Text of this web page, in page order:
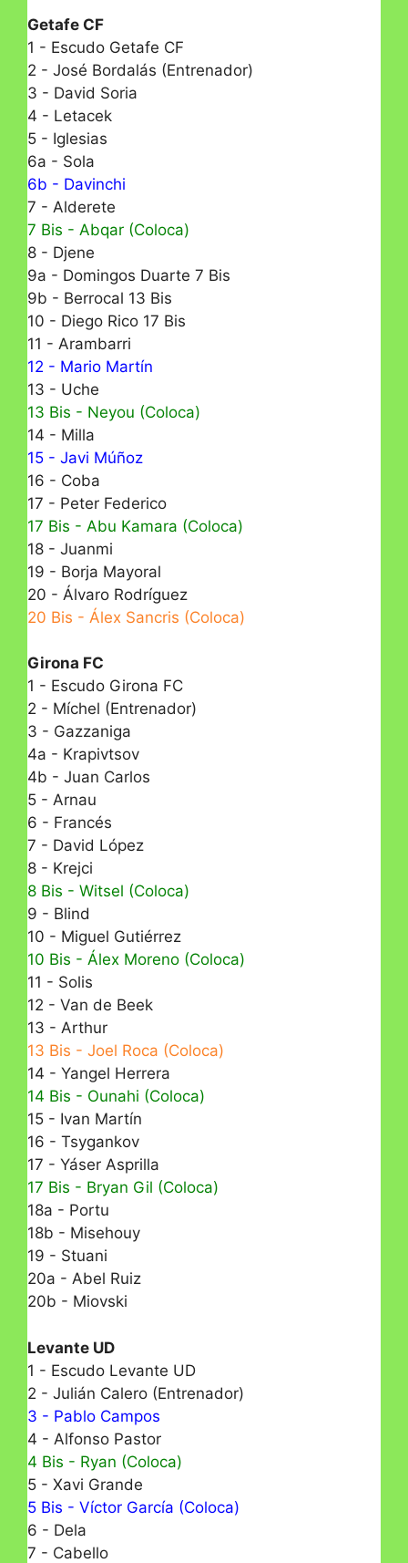
Getafe CF
1 - Escudo Getafe CF
2 - José Bordalás (Entrenador)
3 - David Soria
4 - Letacek
5 - Iglesias
6a - Sola
6b - Davinchi
7 - Alderete
7 Bis - Abqar (Coloca)
8 - Djene
9a - Domingos Duarte 7 Bis
9b - Berrocal 13 Bis
10 - Diego Rico 17 Bis
11 - Arambarri
12 - Mario Martín
13 - Uche
13 Bis - Neyou (Coloca)
14 - Milla
15 - Javi Múñoz
16 - Coba
17 - Peter Federico
17 Bis - Abu Kamara (Coloca)
18 - Juanmi
19 - Borja Mayoral
20 - Álvaro Rodríguez
20 Bis - Álex Sancris (Coloca)
Girona FC
1 - Escudo Girona FC
2 - Míchel (Entrenador)
3 - Gazzaniga
4a - Krapivtsov
4b - Juan Carlos
5 - Arnau
6 - Francés
7 - David López
8 - Krejci
8 Bis - Witsel (Coloca)
9 - Blind
10 - Miguel Gutiérrez
10 Bis - Álex Moreno (Coloca)
11 - Solis
12 - Van de Beek
13 - Arthur
13 Bis - Joel Roca (Coloca)
14 - Yangel Herrera
14 Bis - Ounahi (Coloca)
15 - Ivan Martín
16 - Tsygankov
17 - Yáser Asprilla
17 Bis - Bryan Gil (Coloca)
18a - Portu
18b - Misehouy
19 - Stuani
20a - Abel Ruiz
20b - Miovski
Levante UD
1 - Escudo Levante UD
2 - Julián Calero (Entrenador)
3 - Pablo Campos
4 - Alfonso Pastor
4 Bis - Ryan (Coloca)
5 - Xavi Grande
5 Bis - Víctor García (Coloca)
6 - Dela
7 - Cabello